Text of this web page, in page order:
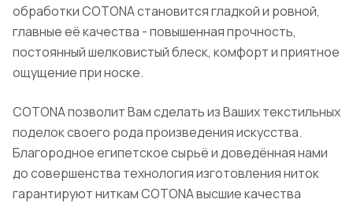
обработки COТONA становится гладкой и ровной,
главные её качества - повышенная прочность,
постоянный шелковистый блеск, комфорт и приятное
ощущение при носке.
COТONA позволит Вам сделать из Ваших текстильных
поделок своего рода произведения искусства.
Благородное египетское сырьё и доведённая нами
до совершенства технология изготовления ниток
гарантируют ниткам COТONA высшие качества